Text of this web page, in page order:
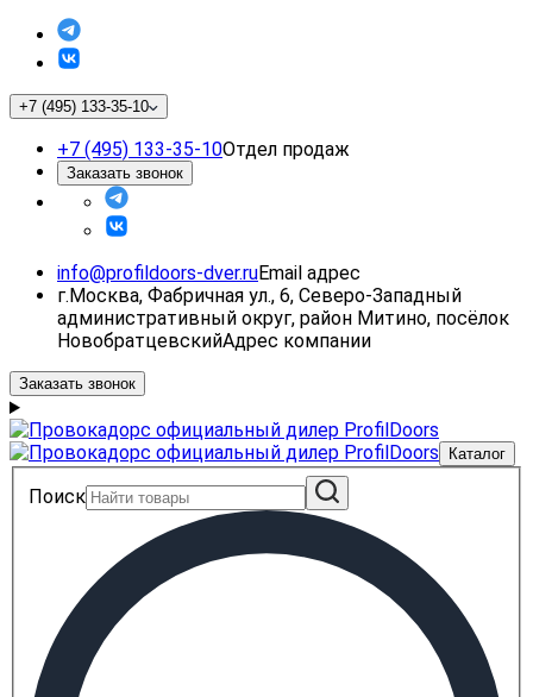
+7 (495) 133-35-10
+7 (495) 133-35-10Отдел продаж
Заказать звонок
info@profildoors-dver.ruEmail адрес
г.Москва, Фабричная ул., 6, Северо-Западный
административный округ, район Митино, посёлок
НовобратцевскийАдрес компании
Заказать звонок
Каталог
Поиск